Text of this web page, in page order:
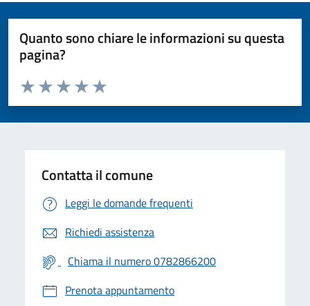
Quanto sono chiare le informazioni su questa
pagina?
Valuta da 1 a 5 stelle la pagina
Valuta 5 stelle su 5
Valuta 4 stelle su 5
Valuta 3 stelle su 5
Valuta 2 stelle su 5
Valuta 1 stelle su 5
Contatta il comune
Leggi le domande frequenti
Richiedi assistenza
Chiama il numero 0782866200
Prenota appuntamento